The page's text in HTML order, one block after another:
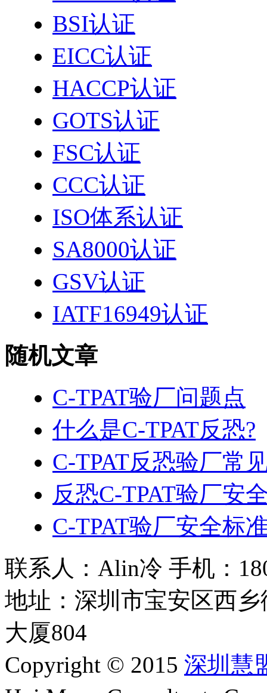
BSI认证
EICC认证
HACCP认证
GOTS认证
FSC认证
CCC认证
ISO体系认证
SA8000认证
GSV认证
IATF16949认证
随机文章
C-TPAT验厂问题点
什么是C-TPAT反恐?
C-TPAT反恐验厂常
反恐C-TPAT验厂安
C-TPAT验厂安全标
联系人：Alin冷 手机：
地址：深圳市宝安区西
大厦804
Copyright © 2015 深圳慧